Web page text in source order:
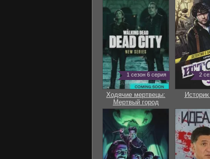
1 сезон 6 серия
Ходячие мертвецы:
Мертвый город
2